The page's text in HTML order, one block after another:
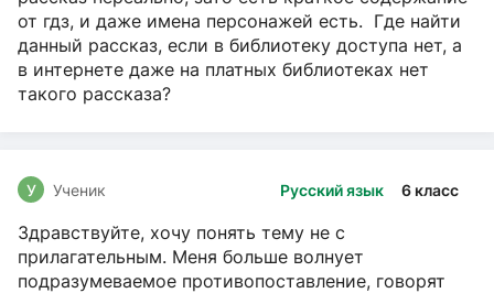
от гдз, и даже имена персонажей есть. Где найти
данный рассказ, если в библиотеку доступа нет, а
в интернете даже на платных библиотеках нет
такого рассказа?
Русский язык 6 класс
У Ученик
Здравствуйте, хочу понять тему не с
прилагательным. Меня больше волнует
подразумеваемое противопоставление, говорят